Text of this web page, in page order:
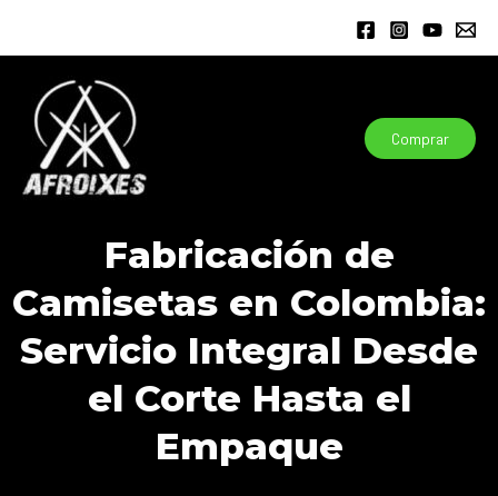
contenido
Comprar
Fabricación de
Camisetas en Colombia:
Servicio Integral Desde
el Corte Hasta el
Empaque